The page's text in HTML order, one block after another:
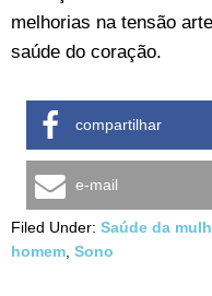
melhorias na tensão
saúde do coração.
compartilhar
e-mail
Filed Under: Saúde da
homem Sono